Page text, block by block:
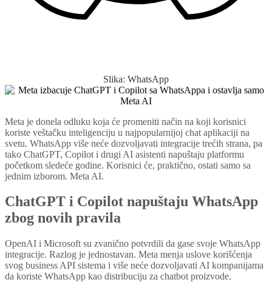
Slika: WhatsApp
Meta je donela odluku koja će promeniti način na koji korisnici
koriste veštačku inteligenciju u najpopularnijoj chat aplikaciji na
svetu. WhatsApp više neće dozvoljavati integracije trećih strana, pa
tako ChatGPT, Copilot i drugi AI asistenti napuštaju platformu
početkom sledeće godine. Korisnici će, praktično, ostati samo sa
jednim izborom. Meta AI.
ChatGPT i Copilot napuštaju WhatsApp
zbog novih pravila
OpenAI i Microsoft su zvanično potvrdili da gase svoje WhatsApp
integracije. Razlog je jednostavan. Meta menja uslove korišćenja
svog business API sistema i više neće dozvoljavati AI kompanijama
da koriste WhatsApp kao distribuciju za chatbot proizvode.